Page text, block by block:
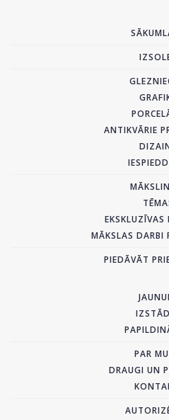
ANTIKVĀRIE
EKSKLUZĪVAS
MĀKSLAS
PIEDĀVĀT
PAR
DRAUGI UN